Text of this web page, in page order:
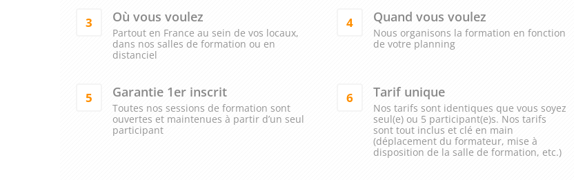
3 Où vous voulez
Partout en France au sein de vos locaux,
dans nos salles de formation ou en
distanciel
4 Quand vous voulez
Nous organisons la formation en fonction
de votre planning
5 Garantie 1er inscrit
Toutes nos sessions de formation sont
ouvertes et maintenues à partir d’un seul
participant
6 Tarif unique
Nos tarifs sont identiques que vous soyez
seul(e) ou 5 participant(e)s. Nos tarifs
sont tout inclus et clé en main
(déplacement du formateur, mise à
disposition de la salle de formation, etc.)